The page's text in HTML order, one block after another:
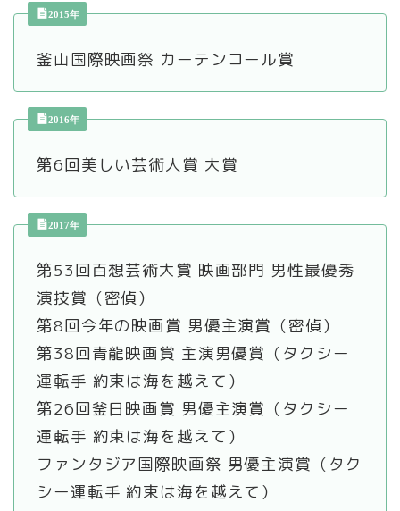
2015年
釜山国際映画祭 カーテンコール賞
2016年
第6回美しい芸術人賞 大賞
2017年
第53回百想芸術大賞 映画部門 男性最優秀
演技賞（密偵）
第8回今年の映画賞 男優主演賞（密偵）
第38回青龍映画賞 主演男優賞（タクシー
運転手 約束は海を越えて）
第26回釜日映画賞 男優主演賞（タクシー
運転手 約束は海を越えて）
ファンタジア国際映画祭 男優主演賞（タク
シー運転手 約束は海を越えて）